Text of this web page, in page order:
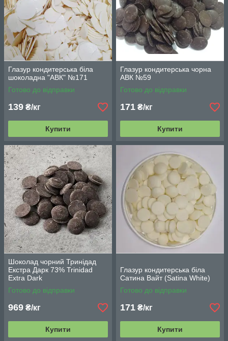
Глазур кондитерська біла
шоколадна "АВК" №171
Готово до відправки
139 ₴/кг
Купити
Глазур кондитерська чорна
АВК №59
Готово до відправки
171 ₴/кг
Купити
Шоколад чорний Тринідад
Екстра Дарк 73% Trinidad
Extra Dark
Готово до відправки
969 ₴/кг
Купити
Глазур кондитерська біла
Сатина Вайт (Satina White)
Готово до відправки
171 ₴/кг
Купити